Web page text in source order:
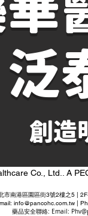
泛
創造
Co., Ltd.. A
市南港區園區街3號2樓之5 |
info@pancohc.com.tw |
藥品安全聯絡: Email: